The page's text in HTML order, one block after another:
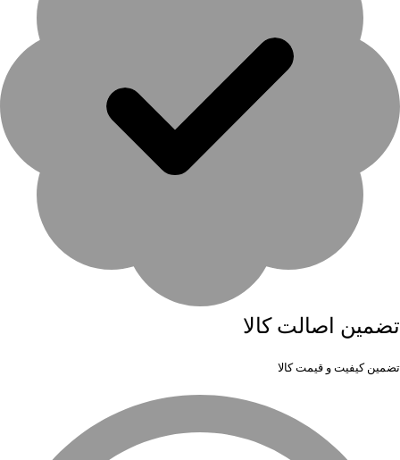
تضمین اصالت کالا
تضمین کیفیت و قیمت کالا